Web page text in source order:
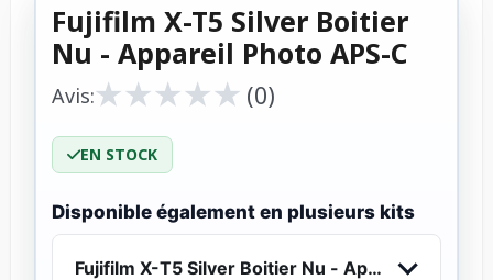
Fujifilm X-T5 Silver Boitier
Nu - Appareil Photo APS-C
Avis:★
★★
★★
★★
★★
★ (0)
EN STOCK
Disponible également en plusieurs kits
Fujifilm X-T5 Silver Boitier Nu - Appareil Photo